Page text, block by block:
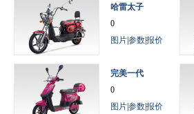
哈雷太子
0
图片参数报价
完美一代
0
图片参数报价